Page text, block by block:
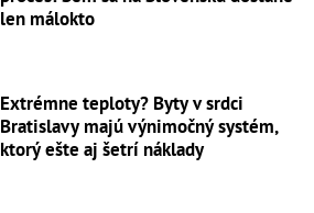
len málokto
Extrémne teploty? Byty v srdci
Bratislavy majú výnimočný systém,
ktorý ešte aj šetrí náklady